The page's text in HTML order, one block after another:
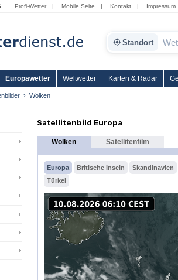
Profi-Wetter | Mobile Seite | Kontakt | Impressum
Standort
Europawetter Weltwetter Karten & Radar
Wolken
Satellitenbild Europa
Wolken Satellitenfilm
Europa Britische Inseln
Skandinavien
Türkei